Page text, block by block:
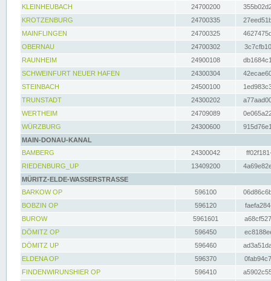
KLEINHEUBACH 24700200
KROTZENBURG
24700335
MAINFLINGEN
24700325
OBERNAU
24700302
RAUNHEIM
24900108
SCHWEINFURT NEUER HAFEN
24300304
STEINBACH
24500100
TRUNSTADT
24300202
WERTHEIM
24709089
WÜRZBURG
24300600
MAIN-DONAU-KANAL
BAMBERG
24300042
RIEDENBURG_UP
13409200
MÜRITZ-ELDE-WASSERSTRASSE
BARKOW OP
596100
BOBZIN OP
596120
BUROW
5961601
DÖMITZ OP
596450
DÖMITZ UP
596460
ELDENA OP
596370
FINDENWIRUNSHIER OP
596410